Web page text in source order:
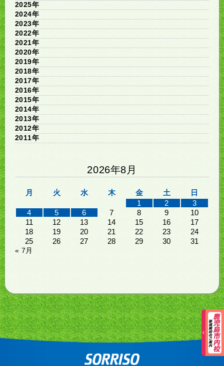
2025年
2024年
2023年
2022年
2021年
2020年
2019年
2018年
2017年
2016年
2015年
2014年
2013年
2012年
2011年
2026年8月
月 火 水 木 金 土
日
1
2
3
4
5 6 7 8 9
10
11
12 13 14 15 16
17
18
19 20 21 22 23
24
25
26 27 28 29 30 31
« 7月